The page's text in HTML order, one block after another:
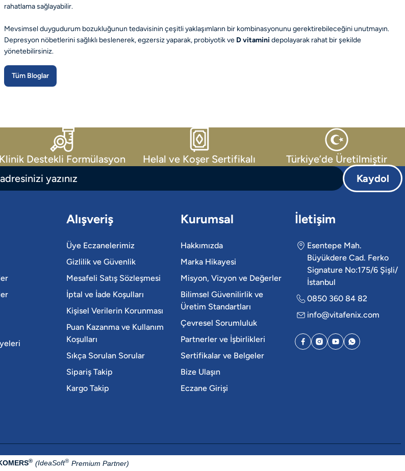
rahatlama sağlayabilir.
Mevsimsel duygudurum bozukluğunun tedavisinin çeşitli yaklaşımların bir kombinasyonunu gerektirebileceğini unutmayın.
Depresyon nöbetlerini sağlıklı beslenerek, egzersiz yaparak, probiyotik ve D vitamini depolayarak rahat bir şekilde
yönetebilirsiniz.
Tüm Bloglar
Klinik Destekli Formülasyon Helal ve Koşer Sertifikalı Türkiye’de Üretilmiştir
Kaydol
Alışveriş
Üye Eczanelerimiz
Gizlilik ve Güvenlik
Mesafeli Satış Sözleşmesi
İptal ve İade Koşulları
Kişisel Verilerin Korunması
Puan Kazanma ve Kullanım
Koşulları
Sıkça Sorulan Sorular
Sipariş Takip
Kargo Takip
Kurumsal
Hakkımızda
Marka Hikayesi
Misyon, Vizyon ve Değerler
Bilimsel Güvenilirlik ve
Üretim Standartları
Çevresel Sorumluluk
Partnerler ve İşbirlikleri
Sertifikalar ve Belgeler
Bize Ulaşın
Eczane Girişi
İletişim
Esentepe Mah.
Büyükdere Cad. Ferko
Signature No:175/6 Şişli/
İstanbul
0850 360 84 82
info@vitafenix.com
® (IdeaSoft® Premium Partner)